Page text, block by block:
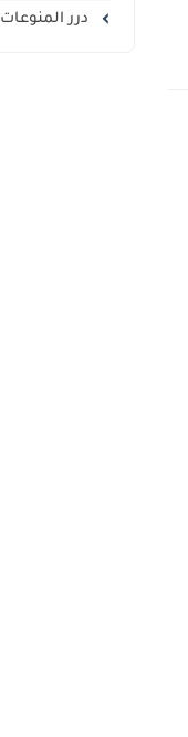
درر المنوعات